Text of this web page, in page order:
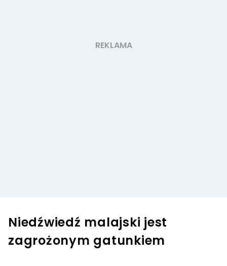
Niedźwiedź malajski jest
zagrożonym gatunkiem